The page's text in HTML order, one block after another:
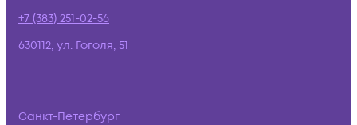
+7 (383) 251-02-56
630112, ул. Гоголя, 51
Санкт-Петербург